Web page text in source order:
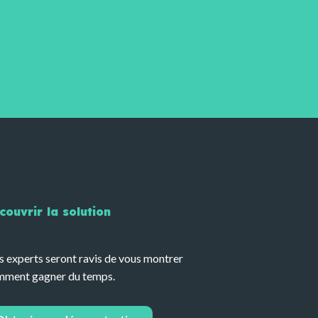
la solution
experts seront ravis de vous montrer
gagner du temps.